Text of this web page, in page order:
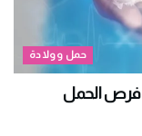
حمل وولادة
فرص الحمل